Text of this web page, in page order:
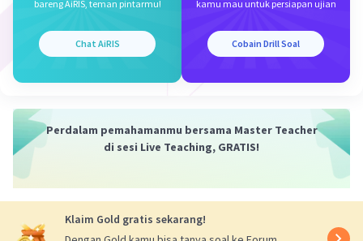
bareng AiRIS, teman pintarmu!
Chat AiRIS
kamu mau untuk persiapan ujian
Cobain Drill Soal
Perdalam pemahamanmu bersama Master Teacher
di sesi Live Teaching, GRATIS!
Klaim Gold gratis sekarang!